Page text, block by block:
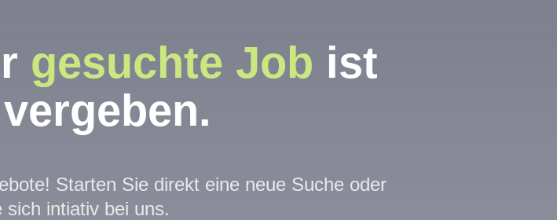
gesuchte Job ist
Starten Sie direkt eine neue Suche oder
sich intiativ bei uns.